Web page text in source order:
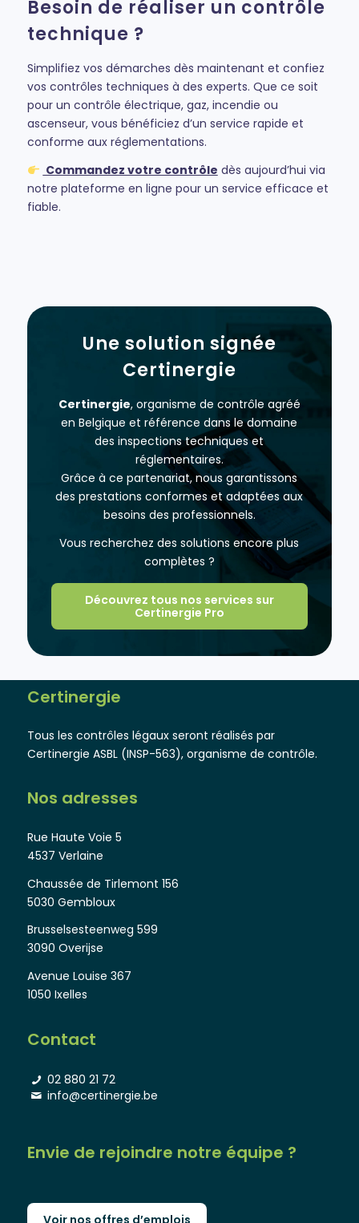
Besoin de réaliser un contrôle
technique ?
Simplifiez vos démarches dès maintenant et confiez
vos contrôles techniques à des experts. Que ce soit
pour un contrôle électrique, gaz, incendie ou
ascenseur, vous bénéficiez d’un service rapide et
conforme aux réglementations.
Commandez votre contrôle dès aujourd’hui via
notre plateforme en ligne pour un service efficace et
fiable.
Une solution signée
Certinergie
Certinergie, organisme de contrôle agréé
en Belgique et référence dans le domaine
des inspections techniques et
réglementaires.
Grâce à ce partenariat, nous garantissons
des prestations conformes et adaptées aux
besoins des professionnels.
Vous recherchez des solutions encore plus
complètes ?
Découvrez tous nos services sur
Certinergie Pro
Certinergie
Tous les contrôles légaux seront réalisés par
Certinergie ASBL (INSP-563), organisme de contrôle.
Nos adresses
Rue Haute Voie 5
4537 Verlaine
Chaussée de Tirlemont 156
5030 Gembloux
Brusselsesteenweg 599
3090 Overijse
Avenue Louise 367
1050 Ixelles
Contact
02 880 21 72
info@certinergie.be
Envie de rejoindre notre équipe ?
Voir nos offres d’emplois